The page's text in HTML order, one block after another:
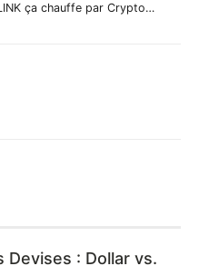
LINK ça chauffe par CryptoMax239
Devises : Dollar vs.